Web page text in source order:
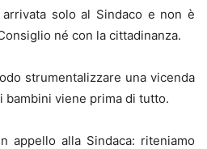
solo al Sindaco e non è
né con la cittadinanza.
strumentalizzare una vicenda
bambini viene prima di tutto.
appello alla Sindaca: riteniamo